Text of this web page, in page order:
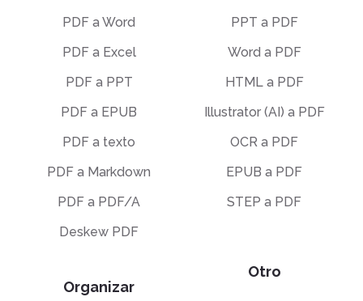
PDF a Word
PDF a Excel
PDF a PPT
PDF a EPUB
PDF a texto
PDF a Markdown
PDF a PDF/A
Deskew PDF
Organizar
PPT a PDF
Word a PDF
HTML a PDF
Illustrator (AI) a PDF
OCR a PDF
EPUB a PDF
STEP a PDF
Otro